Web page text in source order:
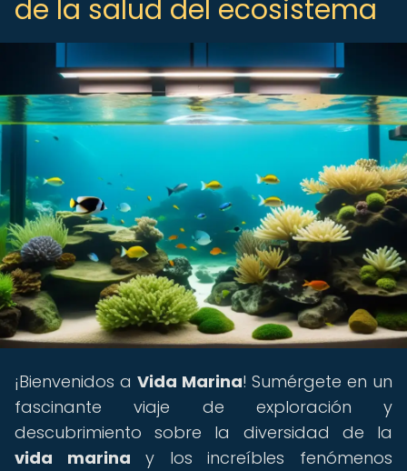
de la salud del ecosistema
¡Bienvenidos a Vida Marina! Sumérgete en un
fascinante viaje de exploración y
descubrimiento sobre la diversidad de la
vida marina y los increíbles fenómenos